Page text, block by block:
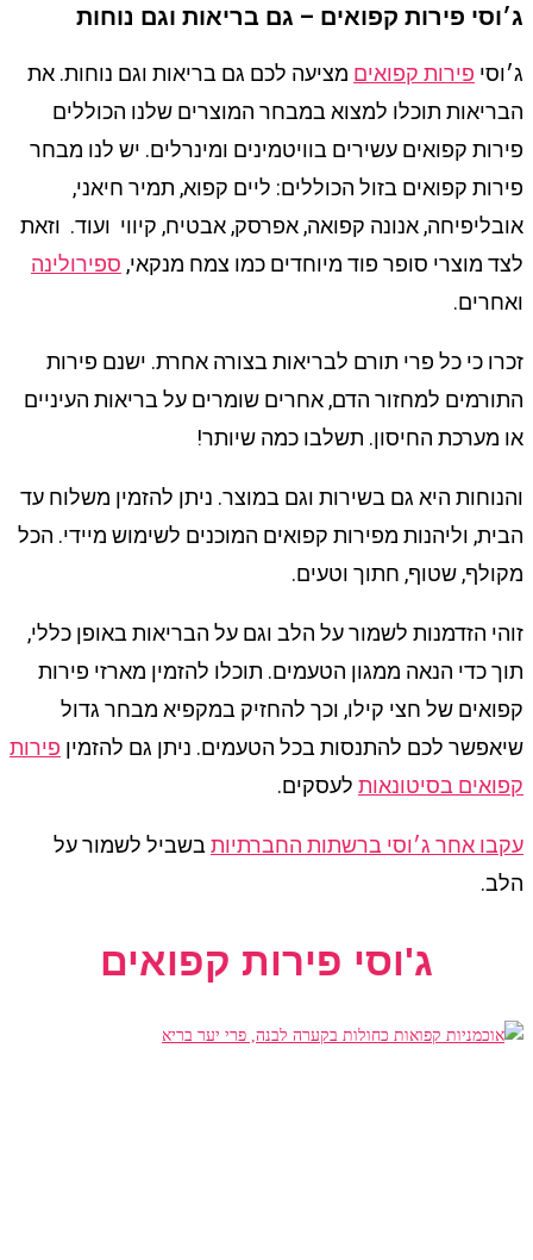
ג׳וסי פירות קפואים – גם בריאות וגם נוחות
ג׳וסי פירות קפואיםמציעה לכם גם בריאות וגם נוחות. את
הבריאות תוכלו למצוא במבחר המוצרים שלנו הכוללים
פירות קפואים עשירים בוויטמינים ומינרלים. יש לנו מבחר
פירות קפואים בזול הכוללים: ליים קפוא, תמיר חיאני,
אובליפיחה, אנונה קפואה, אפרסק, אבטיח, קיווי ועוד. וזאת
לצד מוצרי סופר פוד מיוחדים כמו צמח מנקאי, ספירולינה
ואחרים.
זכרו כי כל פרי תורם לבריאות בצורה אחרת. ישנם פירות
התורמים למחזור הדם, אחרים שומרים על בריאות העיניים
או מערכת החיסון. תשלבו כמה שיותר!
והנוחות היא גם בשירות וגם במוצר. ניתן להזמין משלוח עד
הבית, וליהנות מפירות קפואים המוכנים לשימוש מיידי. הכל
מקולף, שטוף, חתוך וטעים.
זוהי הזדמנות לשמור על הלב וגם על הבריאות באופן כללי,
תוך כדי הנאה ממגון הטעמים. תוכלו להזמין מארזי פירות
קפואים של חצי קילו, וכך להחזיק במקפיא מבחר גדול
שיאפשר לכם להתנסות בכל הטעמים. ניתן גם להזמין פירות
קפואים בסיטונאותלעסקים.
עקבו אחר ג׳וסי ברשתות החברתיותבשביל לשמור על
הלב.
ג'וסי פירות קפואים